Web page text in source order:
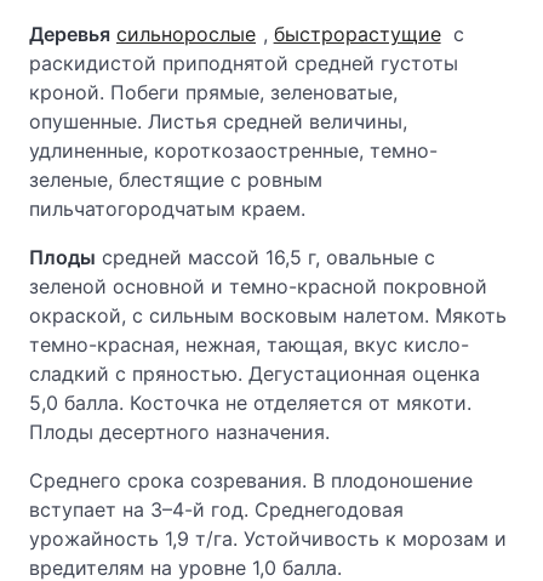
Деревья сильнорослые , быстрорастущие с
раскидистой приподнятой средней густоты
кроной. Побеги прямые, зеленоватые,
опушенные. Листья средней величины,
удлиненные, короткозаостренные, темно-
зеленые, блестящие с ровным
пильчатогородчатым краем.
Плоды средней массой 16,5 г, овальные с
зеленой основной и темно-красной покровной
окраской, с сильным восковым налетом. Мякоть
темно-красная, нежная, тающая, вкус кисло-
сладкий с пряностью. Дегустационная оценка
5,0 балла. Косточка не отделяется от мякоти.
Плоды десертного назначения.
Среднего срока созревания. В плодоношение
вступает на 3–4-й год. Среднегодовая
урожайность 1,9 т/га. Устойчивость к морозам и
вредителям на уровне 1,0 балла.